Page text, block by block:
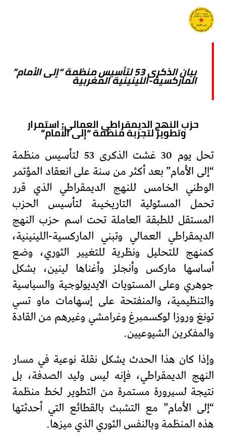
بيان الذكرى 53 لتأسيس منظمة “إلى الأمام”
الماركسية-اللينينية المغربية
حزب النهج الديمقراطي العمالي: استمرار
وتطوير لتجربة منظمة “إلى الأمام”
تحل يوم 30 غشت الذكرى 53 لتأسيس منظمة
“إلى الأمام” بعد أكثر من سنة على انعقاد المؤتمر
الوطني الخامس للنهج الديمقراطي الذي قرر
تحمل المسئولية التاريخيىة لتأسيس الحزب
المستقل للطبقة العاملة تحت اسم حزب النهج
الديمقراطي العمالي وتبني الماركسية-اللينينية،
كمنهج للتحليل ونظرية للتغيير الثوري، وضع
أساسها ماركس وأنجلز وأغناها لينين، بشكل
جوهري وعلى المستويات الايديولوجية والسياسية
والتنظيمية، والمنفتحة على إسهامات ماو تسي
تونغ وروزا لوكسمبرغ وغرامشي وغيرهم من القادة
والمفكرين الشيوعيين.
وإذا كان هذا الحدث يشكل نقلة نوعية في مسار
النهج الديمقراطي، فإنه ليس وليد الصدفة، بل
نتيجة لسيرورة مستمرة من التطوير لخط منظمة
“إلى الأمام” مع التشبث بالقطائع التي أحدثتها
هذه المنظمة وبالنفس الثوري الذي ميزها.